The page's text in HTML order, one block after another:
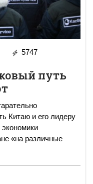
5747
путь
Китаю и его лидеру
«на различные